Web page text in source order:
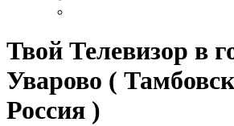
Твой Телевизор в
Уварово (
Россия )